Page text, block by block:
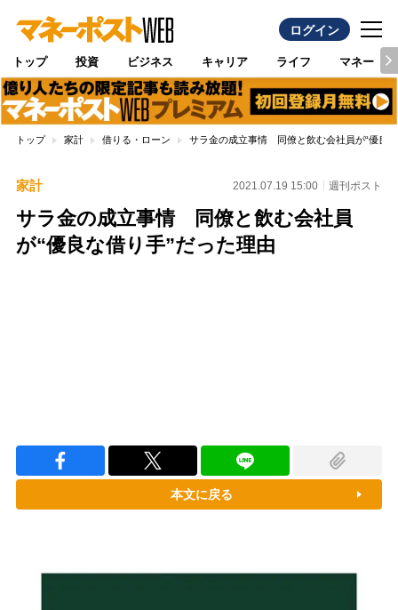
ログイン
トップ 投資 ビジネス キャリア ライフ マネー
トップ 家計 借りる・ローン サラ金の成立事情 同僚と飲む会社員が“優良
家計 2021.07.19 15:00 週刊ポスト
サラ金の成立事情 同僚と飲む会社員
が“優良な借り手”だった理由
本文に戻る